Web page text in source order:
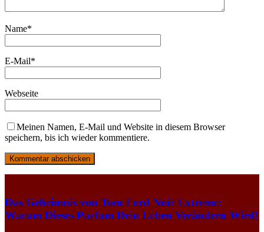
Name*
E-Mail*
Webseite
Meinen Namen, E-Mail und Website in diesem Browser
speichern, bis ich wieder kommentiere.
Das Geheimnis von Tom Ford Noir Extreme:
Warum Dieses Parfum Dein Leben Verändern Wird!